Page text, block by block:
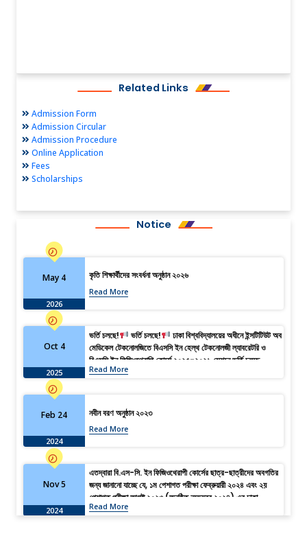
Related Links
Admission Form
Admission Circular
Admission Procedure
Online Application
Fees
Scholarships
Notice
May 4
2026
কৃতি শিক্ষার্থীদের সংবর্ধনা অনুষ্ঠান ২০২৬
Read More
Oct 4
2025
ভর্তি চলছে! ভর্তি চলছে!
ঢাকা বিশ্ববিদ্যালয়ের অধীনে ইন্সটিটিউট অব
মেডিকেল টেকনোলজিতে বিএসসি ইন হেল্থ টেকনোলজী ল্যাবরেটরি ও
বিএসসি ইন ফিজিওথেরাপি কোর্সে ২০২৫-২০২৬ সেশনে ভর্তি চলছে…
Read More
Feb 24
2024
নবীন বরণ অনুষ্ঠান ২০২৩
Read More
Nov 5
2024
এতদ্বারা বি.এস-সি. ইন ফিজিওথেরাপী কোর্সের ছাত্র-ছাত্রীদের অবগতির
জন্য জানানো যাচ্ছে যে, ১ম পেশাগত পরীক্ষা ফেব্রুয়ারী ২০২৪ এবং ২য়
পেশাগত পরীক্ষা আগষ্ট ২০২৩ (অনুষ্ঠিত নভেম্বর ২০২৪) এর ঢাকা
বিশ্ববিদ্যালয় ফরম ফিলাপ ০৪/১১/২০২৪ইং হতে ১১/১১/২০২৪ইং তারিখ
Read More